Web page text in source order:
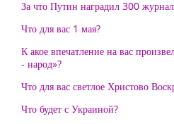
За что Путин наградил 300
Что для вас 1 мая?
К акое впечатление на вас
- народ»?
Что для вас светлое Христово
Что будет с Украиной?